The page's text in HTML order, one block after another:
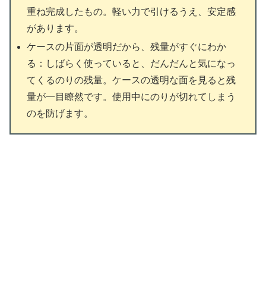
重ね完成したもの。軽い力で引けるうえ、安定感
があります。
ケースの片面が透明だから、残量がすぐにわか
る：しばらく使っていると、だんだんと気になっ
てくるのりの残量。ケースの透明な面を見ると残
量が一目瞭然です。使用中にのりが切れてしまう
のを防げます。